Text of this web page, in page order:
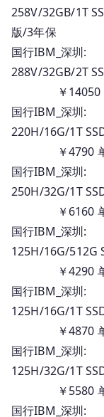
258V/32GB/1T
版/3年保 ￥
国行IBM_深
288V/32GB/2T
￥14050 带
国行IBM_深
220H/16G/1T
￥4790 单
国行IBM_深
250H/32G/1T
￥6160 单
国行IBM_深
125H/16G/512G
￥4290 单
国行IBM_深
125H/16G/1T
￥4870
国行IBM_深
125H/32G/1T
￥5580 单
国行IBM_深